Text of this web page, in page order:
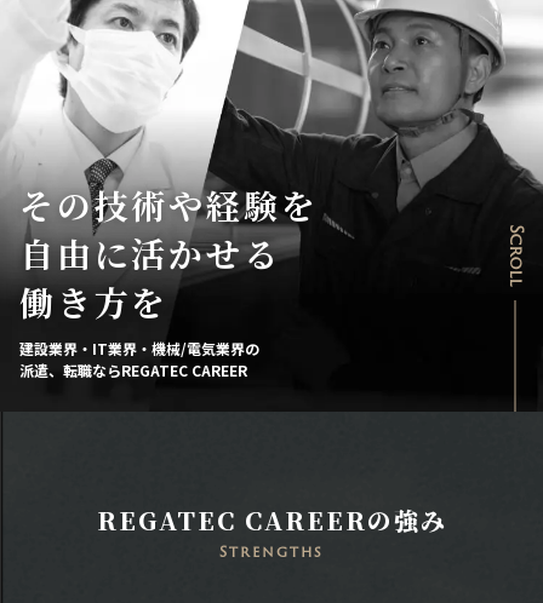
Scroll
その技術や経験を
自由に活かせる
働き方を
建設業界・IT業界・機械/電気業界の
派遣、転職ならREGATEC CAREER
REGATEC CAREERの強み
Strengths